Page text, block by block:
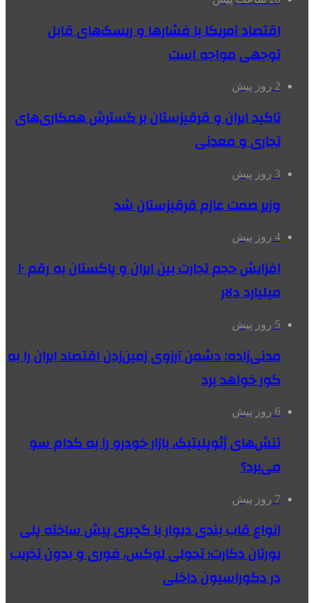
اقتصاد آمریکا با فشارها و ریسک‌های قابل
توجهی مواجه است
2 روز پیش
تاکید ایران و قرقیزستان بر گسترش همکاری‌های
تجاری و معدنی
3 روز پیش
وزیر صمت عازم قرقیزستان شد
4 روز پیش
افزایش حجم تجارت بین ایران و پاکستان به رقم ۱۰
میلیارد دلار
5 روز پیش
مدنی‌زاده: دشمن آرزوی زمین‌زدن اقتصاد ایران را به
گور خواهد برد
6 روز پیش
تنش‌های ژئوپلیتیک، بازار خودرو را به کدام سو
می‌برد؟
7 روز پیش
انواع قاب بندی دیوار با گچبری پیش ساخته پلی
یورتان دکارت؛ تحولی لوکس، فوری و بدون تخریب
در دکوراسیون داخلی